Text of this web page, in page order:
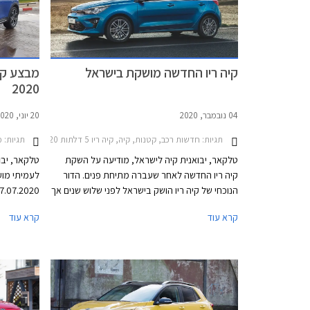
קיה ריו החדשה מושקת בישראל
04 נובמבר, 2020
תגיות: חדשות רכב, קטנות, קיה, קיה ריו 5 דלתות 2017-2020, מחירון רכבקיה ריו 2020
טלקאר, יבואנית קיה לישראל, מודיעה על השקת
קיה ריו החדשה לאחר שעברה מתיחת פנים. הדור
הנוכחי של קיה ריו הושק בישראל לפני שלוש שנים אך
ללא מערכות בטיחות ויחידת ההנעה לא עמדה
וקיה ריו הוצעה במחיר אטרקטיבי עם האחריות
הארוכה בקטגוריה, לא התרוממו המכירות.
קרא עוד
מבצע
2020
20 יוני, 2020
תגיות:
טלקאר,
ותוכנית
חבר.
ברחבי
קרא עוד